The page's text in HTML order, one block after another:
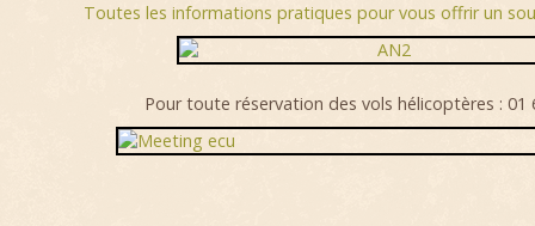
Toutes les informations pratiques pour vous offrir un
Pour toute réservation des vols hélicoptères : 01